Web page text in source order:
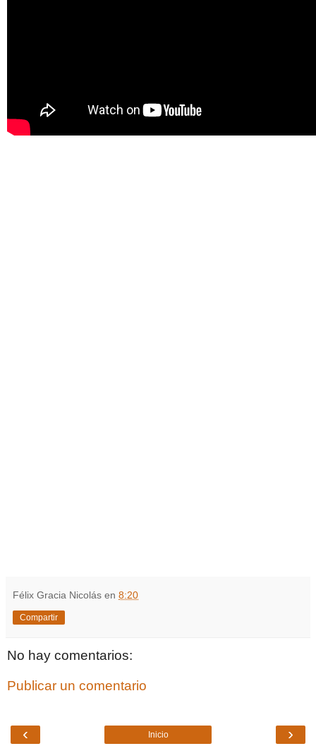
Félix Gracia Nicolás en 8:20
Compartir
No hay comentarios:
Publicar un comentario
‹ ›
Inicio